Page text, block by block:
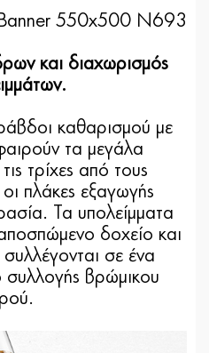
και διαχωρισμός
καθαρισμού με
τα μεγάλα
τρίχες από τους
πλάκες εξαγωγής
Τα υπολείμματα
δοχείο και
σε ένα
συλλογής βρώμικου